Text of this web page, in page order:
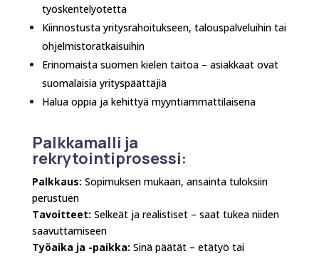
työskentelyotetta
Kiinnostusta yritysrahoitukseen, talouspalveluihin tai
ohjelmistoratkaisuihin
Erinomaista suomen kielen taitoa – asiakkaat ovat
suomalaisia yrityspäättäjiä
Halua oppia ja kehittyä myyntiammattilaisena
Palkkamalli ja
rekrytointiprosessi:
Palkkaus: Sopimuksen mukaan, ansainta tuloksiin
perustuen
Tavoitteet: Selkeät ja realistiset – saat tukea niiden
saavuttamiseen
Työaika ja -paikka: Sinä päätät – etätyö tai